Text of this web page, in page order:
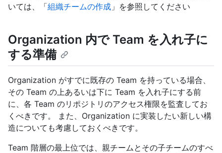
いては、「組織チームの作成 」を参照してください
Organization 内で Team を入れ子に
する準備
Organization がすでに既存の Team を持っている場合、
その Team の上あるいは下に Team を入れ子にする前
に、各 Team のリポジトリのアクセス権限を監査してお
くべきです。 また、Organization に実装したい新しい構
造についても考慮しておくべきです。
Team 階層の最上位では、親チームとその子チームのすべ